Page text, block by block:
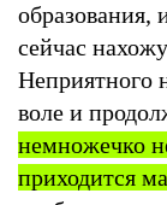
образования,
сейчас
Неприятного
воле и
немножечко
приходится